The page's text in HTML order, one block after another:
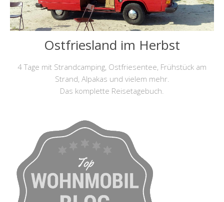
Ostfriesland im Herbst
4 Tage mit Strandcamping, Ostfriesentee, Frühstück am
Strand, Alpakas und vielem mehr.
Das komplette Reisetagebuch.